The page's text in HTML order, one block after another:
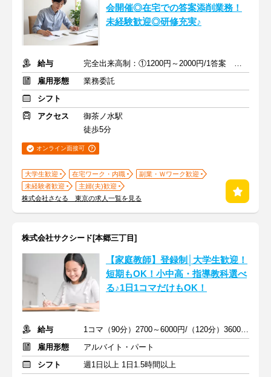
会開催◎在宅での答案添削業務！
未経験歓迎◎研修充実♪
給与
完全出来高制：①1200円～2000円/1答案 ②2000円～4000円/1答案
雇用形態
業務委託
シフト
アクセス
御茶ノ水駅
徒歩5分
オンライン面接可
大学生歓迎 在宅ワーク・内職
副業・Ｗワーク歓迎
未経験者歓迎
主婦(夫)歓迎
株式会社さなる 東京の求人一覧を見る
株式会社サクシード[本郷三丁目]
【家庭教師】登録制│大学生歓迎！
短期もOK！小中高・指導教科選べ
る♪1日1コマだけもOK！
給与
1コマ（90分）2700～6000円/（120分）3600～1万2000円 +交通費
雇用形態
アルバイト・パート
シフト
週1日以上 1日1.5時間以上